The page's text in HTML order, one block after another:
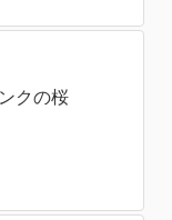
クの桜